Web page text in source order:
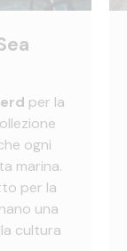
per la
ogni
marina.
per la
una
cultura